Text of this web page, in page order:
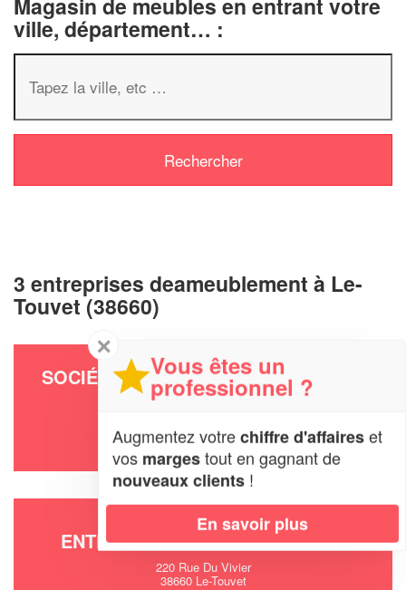
ville, département… :
3 entreprises deameublement à Le-
Touvet (38660)
SOCIÉTÉ MUAMBA MISENGA MARIE-
VIRGINIE
38660 Le-Touvet
ENTREPRISE CADORIN FLORIAN
220 Rue Du Vivier
38660 Le-Touvet
✕
Vous êtes un
professionnel ?
Augmentez votrechiffre d'affaireset
vos margestout en gagnant de
nouveaux clients !
En savoir plus